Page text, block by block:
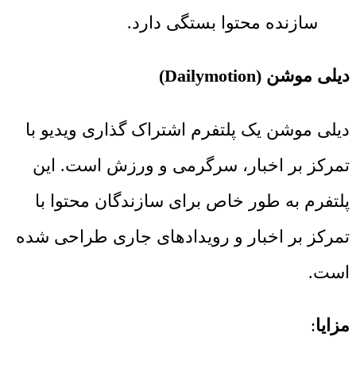
سازنده محتوا بستگی دارد.
دیلی موشن (Dailymotion)
دیلی موشن یک پلتفرم اشتراک گذاری ویدیو با
تمرکز بر اخبار، سرگرمی و ورزش است. این
پلتفرم به طور خاص برای سازندگان محتوا با
تمرکز بر اخبار و رویدادهای جاری طراحی شده
است.
مزایا: